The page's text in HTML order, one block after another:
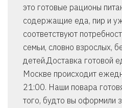
это готовые рационы
содержащие еда, пир и
соответствуют
семьи, словно взрослых,
детей.Доставка готовой
Москве происходит
21:00. Наши повара
того, будто вы оформили